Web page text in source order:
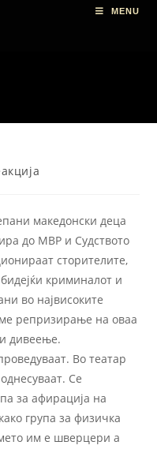
MENU
македонски деца
до МВР и Судството
сторителите,
криминалот и
во највисоките
репризирање на оваа
дивеење.
Во театар
Се
за афирација на
група за физичка
им е шверцери а